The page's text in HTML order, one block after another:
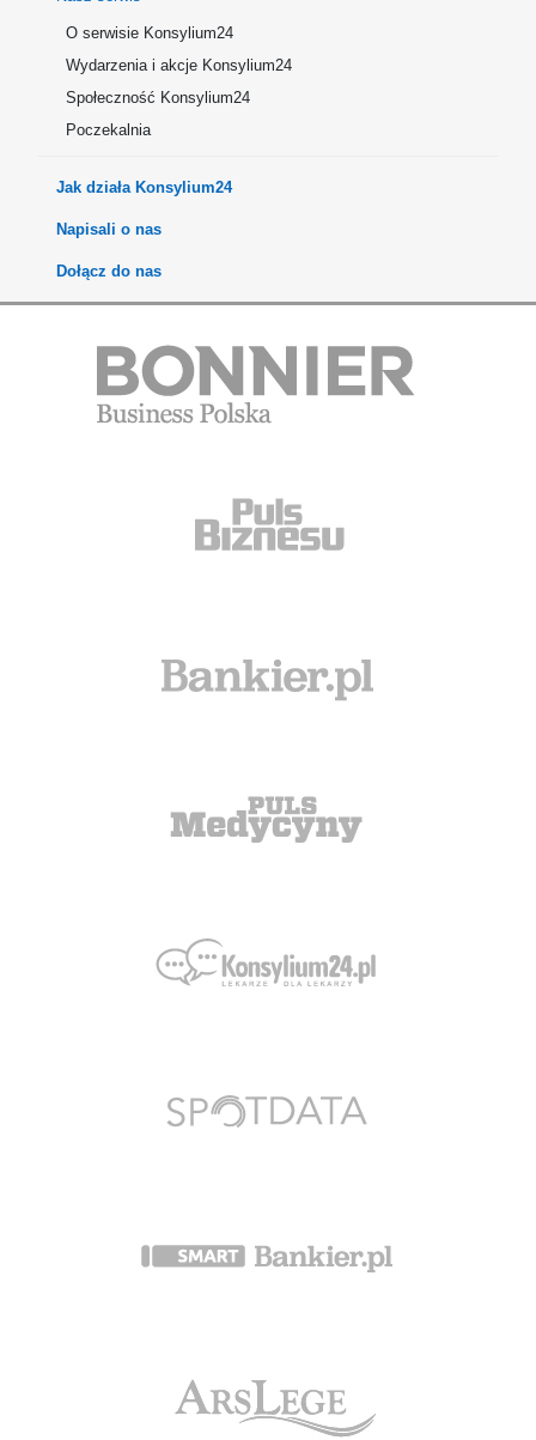
O serwisie Konsylium24
Wydarzenia i akcje Konsylium24
Społeczność Konsylium24
Poczekalnia
Jak działa Konsylium24
Napisali o nas
Dołącz do nas